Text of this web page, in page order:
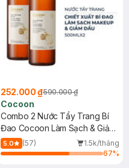
252.000 ₫590.000 ₫
Cocoon
Combo 2 Nước Tẩy Trang Bí
Đao Cocoon Làm Sạch & Giảm
Dầu 500ml
5.0 (57)
1.5k/tháng
67%